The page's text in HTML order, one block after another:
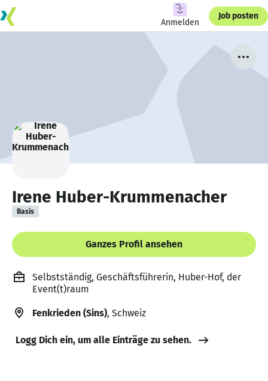
Anmelden
Job posten
Irene Huber-Krummenacher
Basis
Ganzes Profil ansehen
Selbstständig, Geschäftsführerin, Huber-Hof, der
Event(t)raum
Fenkrieden (Sins), Schweiz
Logg Dich ein, um alle Einträge zu sehen.